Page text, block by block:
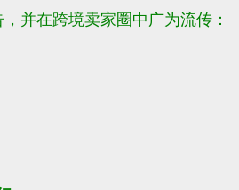
并在跨境卖家圈中广为流传：